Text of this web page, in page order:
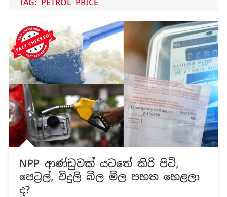
NPP ආණ්ඩුවක් යටතේ කිරි පිටි,
පෙට්‍රල්, විදුලි බිල මිල පහත හෙළලා
ද?